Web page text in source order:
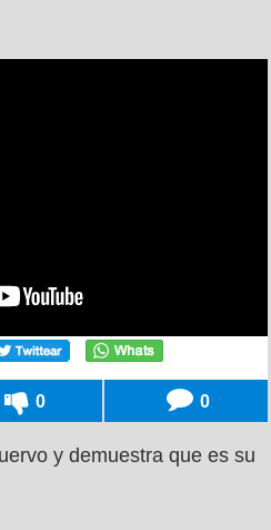
0 0
y demuestra que es su